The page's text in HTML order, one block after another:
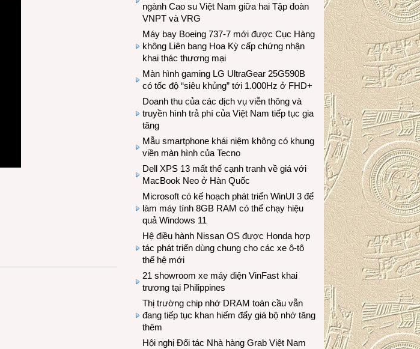
ngành Cao su Việt Nam giữa hai Tập đoàn
VNPT và VRG
Máy bay Boeing 737-7 mới được Cục Hàng
không Liên bang Hoa Kỳ cấp chứng nhận
khai thác thương mại
Màn hình gaming LG UltraGear 25G590B
có tốc độ “siêu khủng” tới 1.000Hz ở FHD+
Doanh thu của các dịch vụ viễn thông và
truyền hình trả phí của Việt Nam tiếp tục gia
tăng
Mẫu smartphone khái niệm không có khung
viền màn hình của Tecno
Dell XPS 13 mất thế cạnh tranh về giá với
MacBook Neo ở Hàn Quốc
Microsoft có kế hoạch phát triển WinUI 3 để
làm máy tính 8GB RAM có thể chạy hiệu
quả Windows 11
Hệ điều hành Nissan OS được Honda hợp
tác phát triển dùng chung cho các xe ô-tô
thế hệ mới
21 showroom xe máy điện VinFast khai
trương tại Philippines
Thị trường chip nhớ DRAM toàn cầu vẫn
đang tiếp tục khan hiếm đẩy giá bộ nhớ tăng
thêm
Hội nghị Đối tác Nhà hàng Grab Việt Nam